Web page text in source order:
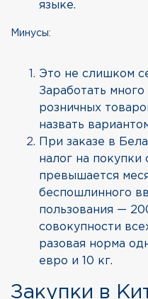
языке.
Минусы:
Это не слишком
Заработать
розничных
назвать
При заказе в
налог на покупки
превышается
беспошлинного
пользования —
совокупности
разовая норма
евро и 10 кг.
Закупки в